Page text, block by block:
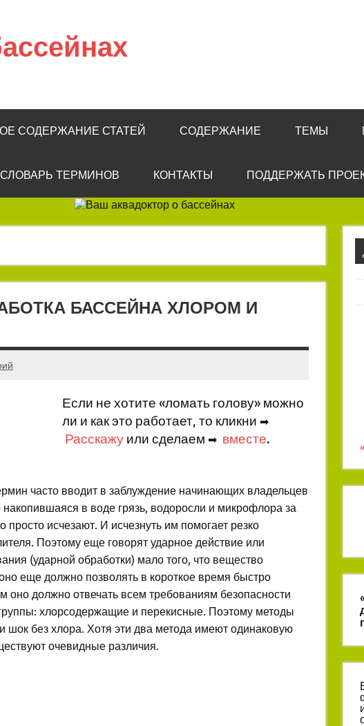
СОДЕРЖАНИЕ СТАТЕЙ СОДЕРЖАНИЕ ТЕМЫ
СЛОВАРЬ ТЕРМИНОВ КОНТАКТЫ ПОДДЕРЖАТЬ
БАССЕЙНА ХЛОРОМ И
Если не хотите «ломать голову» можно
ли и как это работает, то кликни ➡
Расскажуили сделаем ➡ вместе.
часто вводит в заблуждение начинающих владельцев
накопившаяся в воде грязь, водоросли и микрофлора за
просто исчезают. И исчезнуть им помогает резко
Поэтому еще говорят ударное действие или
(ударной обработки) мало того, что вещество
еще должно позволять в короткое время быстро
оно должно отвечать всем требованиям безопасности
хлорсодержащие и перекисные. Поэтому методы
без хлора. Хотя эти два метода имеют одинаковую
очевидные различия.